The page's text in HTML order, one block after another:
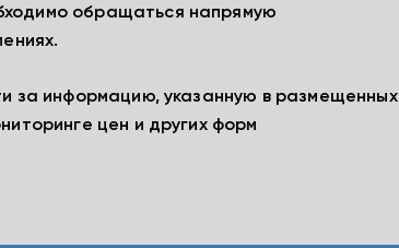
обращаться напрямую
за информацию, указанную в размещенных
цен и других форм